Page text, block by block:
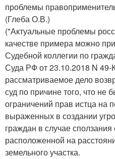
проблемы
(Глеба О.В.)
("Актуальные проблемы
качестве примера можно
Судебной коллегии по
Суда РФ от 23.10.2018 N 49-
рассматриваемое дело
суд по причине того, что не
ограничений прав истца на
выраженных в создании
граждан в случае
расположенной на
земельного участка.